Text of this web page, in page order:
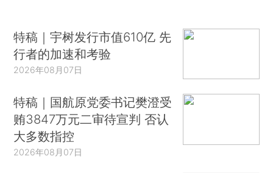
特稿｜宇树发行市值610亿 先
行者的加速和考验
2026年08月07日
特稿｜国航原党委书记樊澄受
贿3847万元二审待宣判 否认
大多数指控
2026年08月07日